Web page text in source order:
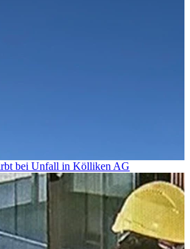
bei Unfall in Kölliken AG